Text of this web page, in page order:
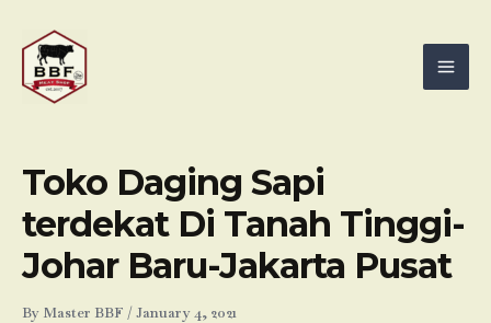
content
Toko Daging Sapi
terdekat Di Tanah Tinggi-
Johar Baru-Jakarta Pusat
By Master BBF /January 4, 2021